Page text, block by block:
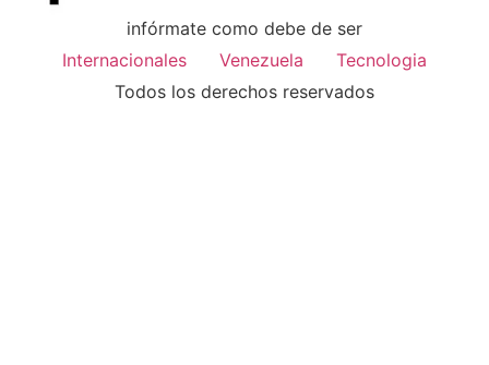
infórmate como debe de ser
Internacionales
Venezuela
Tecnologia
Todos los derechos reservados